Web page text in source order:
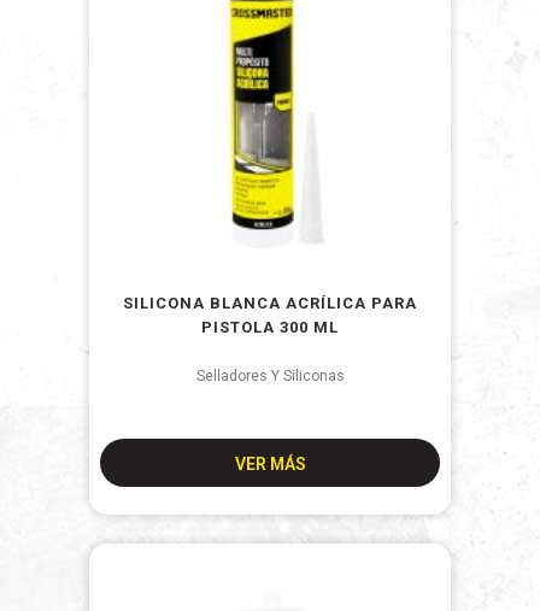
SILICONA BLANCA ACRÍLICA PARA
PISTOLA 300 ML
Selladores Y Siliconas
VER MÁS